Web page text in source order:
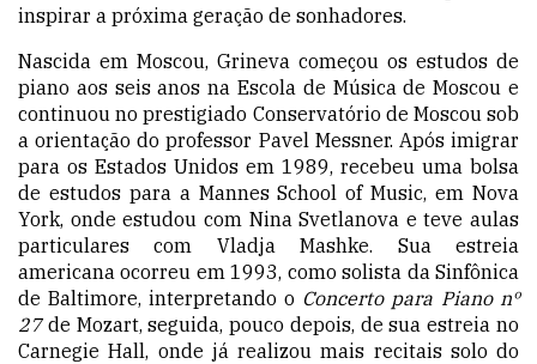
inspirar a próxima geração de sonhadores.
Nascida em Moscou, Grineva começou os estudos de
piano aos seis anos na Escola de Música de Moscou e
continuou no prestigiado Conservatório de Moscou sob
a orientação do professor Pavel Messner. Após imigrar
para os Estados Unidos em 1989, recebeu uma bolsa
de estudos para a Mannes School of Music, em Nova
York, onde estudou com Nina Svetlanova e teve aulas
particulares com Vladja Mashke. Sua estreia
americana ocorreu em 1993, como solista da Sinfônica
de Baltimore, interpretando o Concerto para Piano nº
27de Mozart, seguida, pouco depois, de sua estreia no
Carnegie Hall, onde já realizou mais recitais solo do